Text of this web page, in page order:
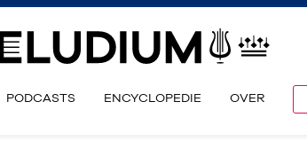
PODCASTS ENCYCLOPEDIE OVER